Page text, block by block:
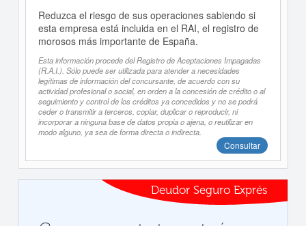
Reduzca el riesgo de sus operaciones sabiendo si
esta empresa está incluida en el RAI, el registro de
morosos más importante de España.
Esta información procede del Registro de Aceptaciones Impagadas
(R.A.I.). Sólo puede ser utilizada para atender a necesidades
legítimas de información del concursante, de acuerdo con su
actividad profesional o social, en orden a la concesión de crédito o al
seguimiento y control de los créditos ya concedidos y no se podrá
ceder o transmitir a terceros, copiar, duplicar o reproducir, ni
incorporar a ninguna base de datos propia o ajena, o reutilizar en
modo alguno, ya sea de forma directa o indirecta.
Consultar
Deudor Seguro Exprés